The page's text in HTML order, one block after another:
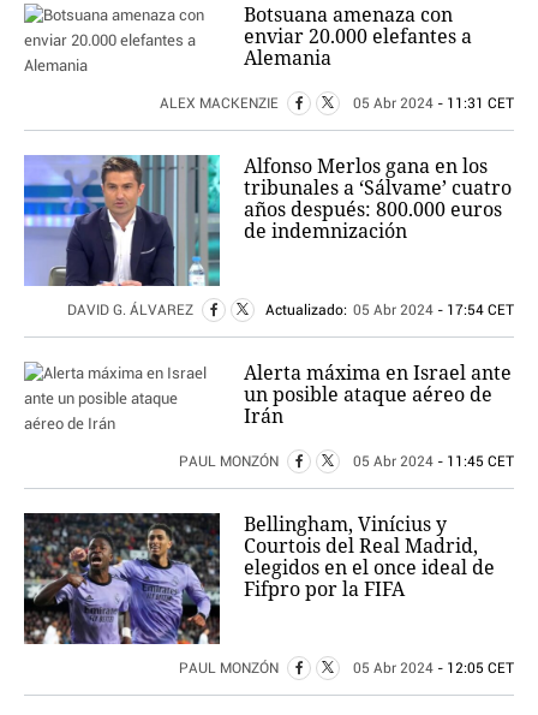
Botsuana amenaza con
enviar 20.000 elefantes a
Alemania
ALEX MACKENZIE 05 Abr 2024 - 11:31 CET
Alfonso Merlos gana en los
tribunales a ‘Sálvame’ cuatro
años después: 800.000 euros
de indemnización
DAVID G. ÁLVAREZ Actualizado: 05 Abr 2024 - 17:54 CET
Alerta máxima en Israel ante
un posible ataque aéreo de
Irán
PAUL MONZÓN 05 Abr 2024 - 11:45 CET
Bellingham, Vinícius y
Courtois del Real Madrid,
elegidos en el once ideal de
Fifpro por la FIFA
PAUL MONZÓN 05 Abr 2024 - 12:05 CET